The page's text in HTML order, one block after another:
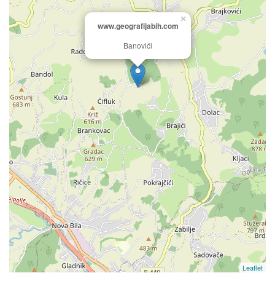
www.geografijabih.com
Banovići
×
Leaflet